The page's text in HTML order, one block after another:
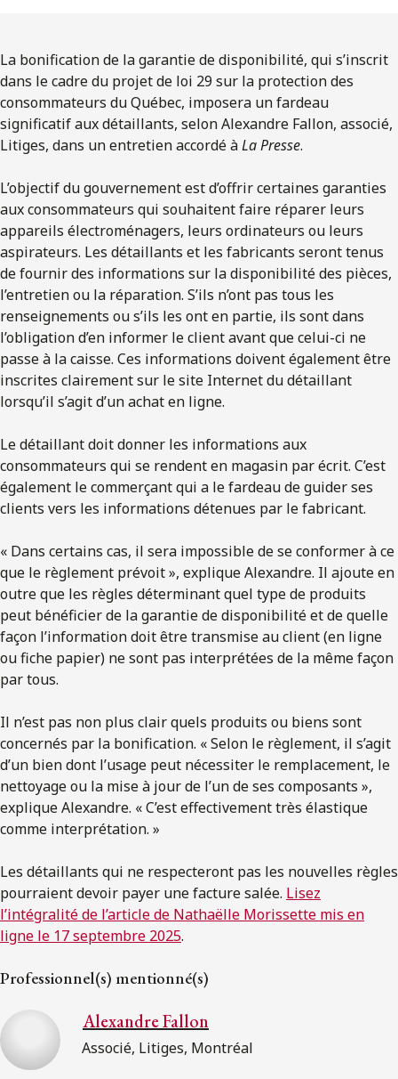
La bonification de la garantie de disponibilité, qui s’inscrit
dans le cadre du projet de loi 29 sur la protection des
consommateurs du Québec, imposera un fardeau
significatif aux détaillants, selon Alexandre Fallon, associé,
Litiges, dans un entretien accordé àLa Presse.
L’objectif du gouvernement est d’offrir certaines garanties
aux consommateurs qui souhaitent faire réparer leurs
appareils électroménagers, leurs ordinateurs ou leurs
aspirateurs. Les détaillants et les fabricants seront tenus
de fournir des informations sur la disponibilité des pièces,
l’entretien ou la réparation. S’ils n’ont pas tous les
renseignements ou s’ils les ont en partie, ils sont dans
l’obligation d’en informer le client avant que celui-ci ne
passe à la caisse. Ces informations doivent également être
inscrites clairement sur le site Internet du détaillant
lorsqu’il s’agit d’un achat en ligne.
Le détaillant doit donner les informations aux
consommateurs qui se rendent en magasin par écrit. C’est
également le commerçant qui a le fardeau de guider ses
clients vers les informations détenues par le fabricant.
« Dans certains cas, il sera impossible de se conformer à ce
que le règlement prévoit », explique Alexandre. Il ajoute en
outre que les règles déterminant quel type de produits
peut bénéficier de la garantie de disponibilité et de quelle
façon l’information doit être transmise au client (en ligne
ou fiche papier) ne sont pas interprétées de la même façon
par tous.
Il n’est pas non plus clair quels produits ou biens sont
concernés par la bonification. « Selon le règlement, il s’agit
d’un bien dont l’usage peut nécessiter le remplacement, le
nettoyage ou la mise à jour de l’un de ses composants »,
explique Alexandre. « C’est effectivement très élastique
comme interprétation. »
Les détaillants qui ne respecteront pas les nouvelles règles
pourraient devoir payer une facture salée. Lisez
l’intégralité de l’article de Nathaёlle Morissette mis en
ligne le 17 septembre 2025.
Professionnel(s) mentionné(s)
Alexandre Fallon
Associé, Litiges, Montréal